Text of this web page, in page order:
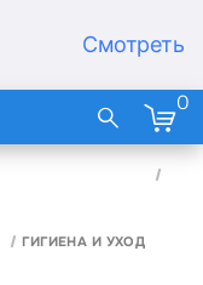
Смотреть
0
ГИГИЕНА И УХОД